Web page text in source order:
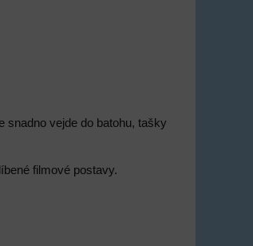
snadno vejde do batohu, tašky
filmové postavy.